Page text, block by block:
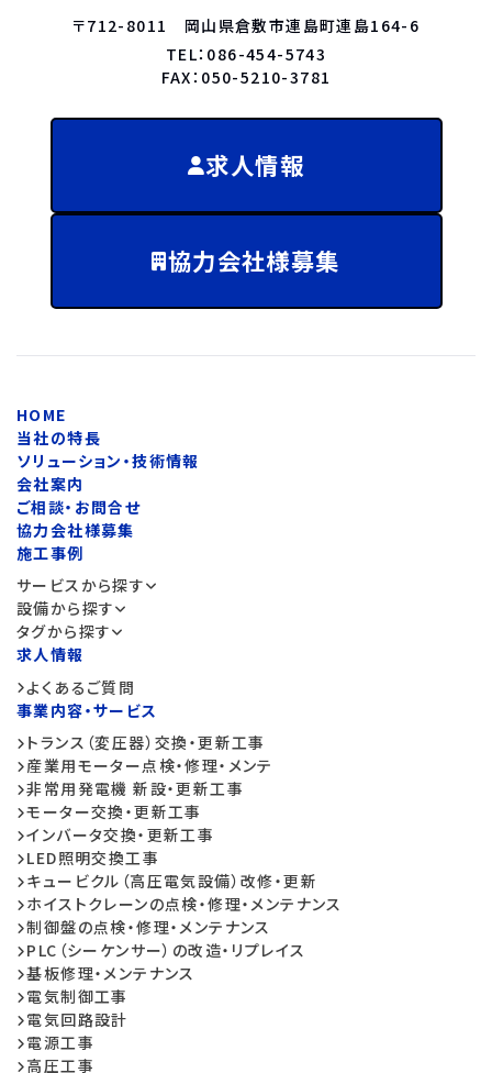
〒712-8011 岡山県倉敷市連島町連島164-6
TEL：086-454-5743
FAX：050-5210-3781
求人情報
協力会社様募集
HOME
当社の特長
ソリューション・技術情報
会社案内
ご相談・お問合せ
協力会社様募集
施工事例
サービスから探す
設備から探す
タグから探す
求人情報
よくあるご質問
事業内容・サービス
トランス（変圧器）交換・更新工事
産業用モーター点検・修理・メンテ
非常用発電機 新設・更新工事
モーター交換・更新工事
インバータ交換・更新工事
LED照明交換工事
キュービクル（高圧電気設備）改修・更新
ホイストクレーンの点検・修理・メンテナンス
制御盤の点検・修理・メンテナンス
PLC（シーケンサー）の改造・リプレイス
基板修理・メンテナンス
電気制御工事
電気回路設計
電源工事
高圧工事